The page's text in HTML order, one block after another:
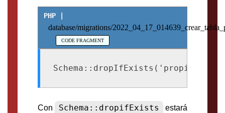
database/migrations/
Con Schema::dropifExists
estará